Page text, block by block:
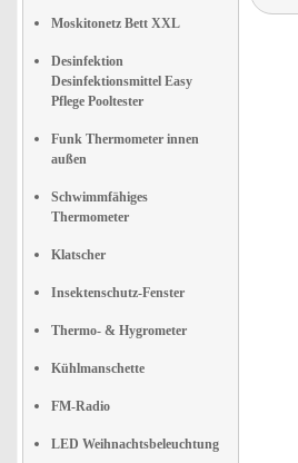
Moskitonetz Bett XXL
Desinfektion
Desinfektionsmittel Easy
Pflege Pooltester
Funk Thermometer innen
außen
Schwimmfähiges
Thermometer
Klatscher
Insektenschutz-Fenster
Thermo- & Hygrometer
Kühlmanschette
FM-Radio
LED Weihnachtsbeleuchtung